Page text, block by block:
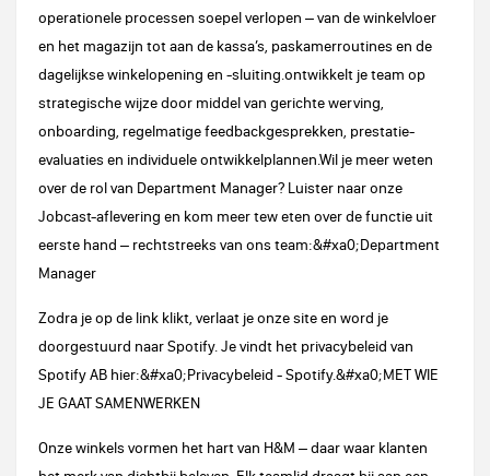
operationele processen soepel verlopen – van de winkelvloer
en het magazijn tot aan de kassa’s, paskamerroutines en de
dagelijkse winkelopening en -sluiting.ontwikkelt je team op
strategische wijze door middel van gerichte werving,
onboarding, regelmatige feedbackgesprekken, prestatie-
evaluaties en individuele ontwikkelplannen.Wil je meer weten
over de rol van Department Manager? Luister naar onze
Jobcast-aflevering en kom meer tew eten over de functie uit
eerste hand – rechtstreeks van ons team:&#xa0;Department
Manager
Zodra je op de link klikt, verlaat je onze site en word je
doorgestuurd naar Spotify. Je vindt het privacybeleid van
Spotify AB hier:&#xa0;Privacybeleid - Spotify.&#xa0;MET WIE
JE GAAT SAMENWERKEN
Onze winkels vormen het hart van H&M – daar waar klanten